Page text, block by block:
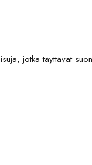
jotka täyttävät